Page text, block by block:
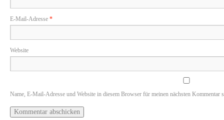
E-Mail-Adresse *
Website
Name, E-Mail-Adresse und Website in diesem Browser für meinen nächsten Kommentar